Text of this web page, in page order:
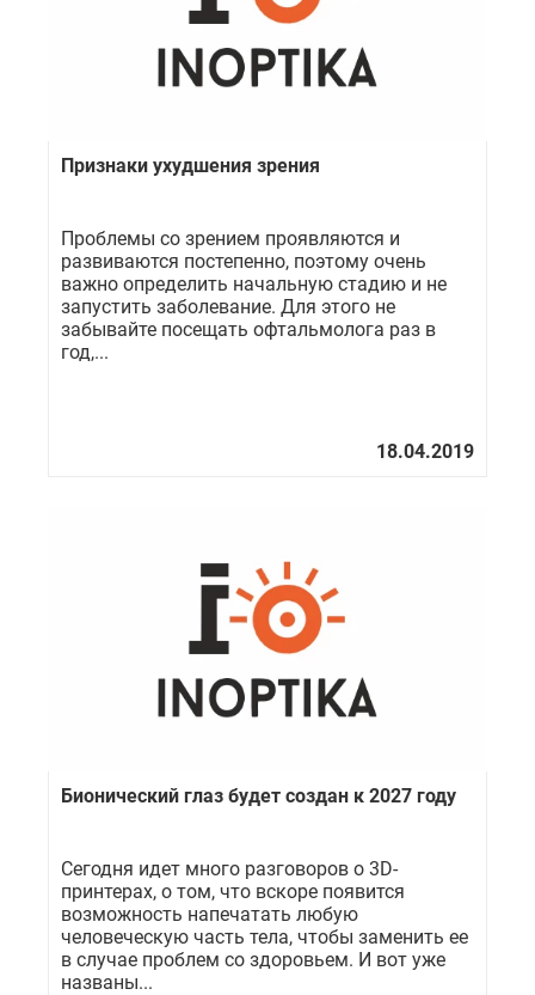
Признаки ухудшения зрения
Проблемы со зрением проявляются и
развиваются постепенно, поэтому очень
важно определить начальную стадию и не
запустить заболевание. Для этого не
забывайте посещать офтальмолога раз в
год,...
Бионический глаз будет создан к 2027 году
Сегодня идет много разговоров о 3D-
принтерах, о том, что вскоре появится
возможность напечатать любую
человеческую часть тела, чтобы заменить ее
в случае проблем со здоровьем. И вот уже
названы...